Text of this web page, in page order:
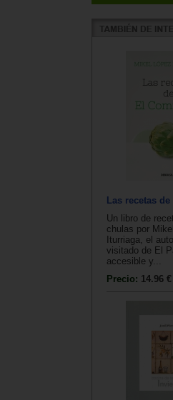
Las recetas
Un libro de
chulas por
Iturriaga, el
visitado de El
accesible y...
Precio: 14.96 €